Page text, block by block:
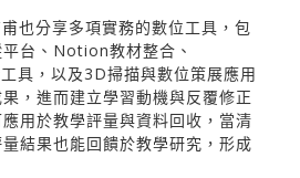
也分享多項實務的數位工具，包
台、Notion教材整合、
具，以及3D掃描與數位策展應用
，進而建立學習動機與反覆修正
用於教學評量與資料回收，當清
結果也能回饋於教學研究，形成